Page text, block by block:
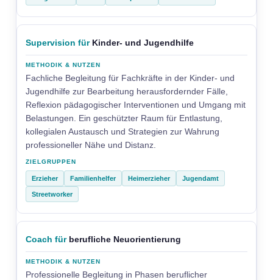
Supervision für Kinder- und Jugendhilfe
Fachliche Begleitung für Fachkräfte in der Kinder- und
Jugendhilfe zur Bearbeitung herausfordernder Fälle,
Reflexion pädagogischer Interventionen und Umgang mit
Belastungen. Ein geschützter Raum für Entlastung,
kollegialen Austausch und Strategien zur Wahrung
professioneller Nähe und Distanz.
Erzieher Familienhelfer Heimerzieher Jugendamt
Streetworker
Coach für berufliche Neuorientierung
Professionelle Begleitung in Phasen beruflicher